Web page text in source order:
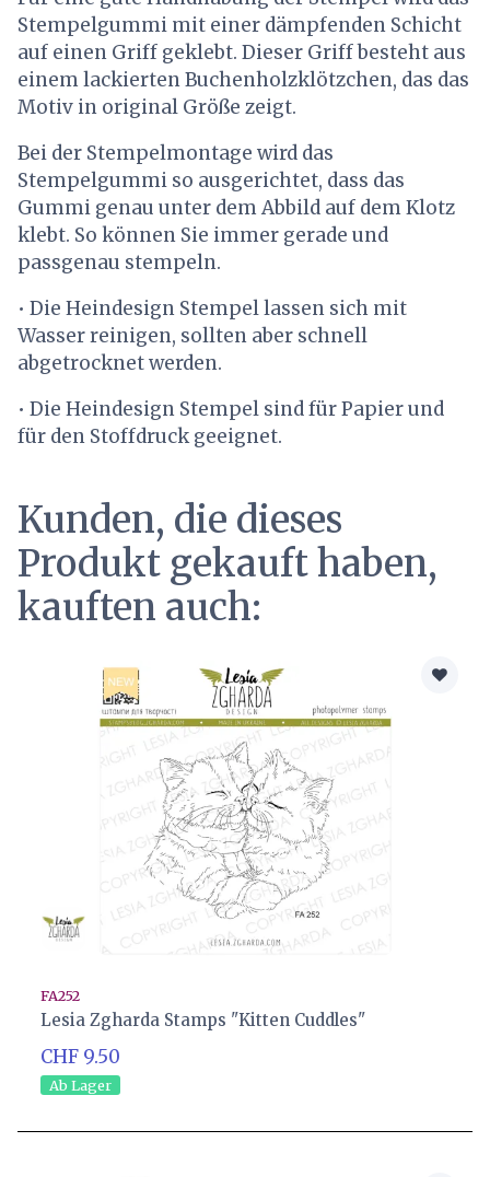
Stempelgummi mit einer dämpfenden Schicht
auf einen Griff geklebt. Dieser Griff besteht aus
einem lackierten Buchenholzklötzchen, das das
Motiv in original Größe zeigt.
Bei der Stempelmontage wird das
Stempelgummi so ausgerichtet, dass das
Gummi genau unter dem Abbild auf dem Klotz
klebt. So können Sie immer gerade und
passgenau stempeln.
• Die Heindesign Stempel lassen sich mit
Wasser reinigen, sollten aber schnell
abgetrocknet werden.
• Die Heindesign Stempel sind für Papier und
für den Stoffdruck geeignet.
Kunden, die dieses
Produkt gekauft haben,
kauften auch:
FA252
Lesia Zgharda Stamps "Kitten Cuddles"
CHF 9.50
Ab Lager